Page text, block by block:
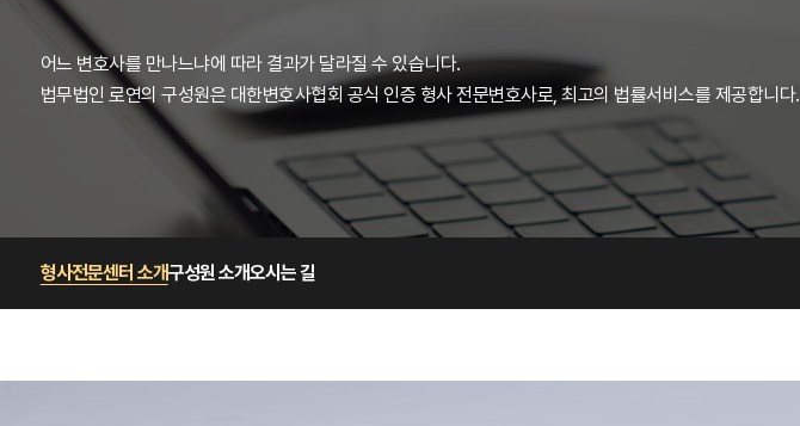
어느 변호사를 만나느냐에 따라 결과가 달라질 수 있습니다.
법무법인 로연의 구성원은 대한변호사협회 공식 인증 형사 전문변호사로, 최고의 법률서비스를 제공합니다.
형사전문센터 소개구성원 소개오시는 길